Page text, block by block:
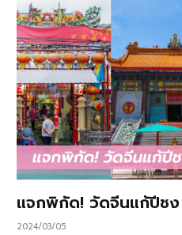
แจกพิกัด! วัดจีนแก้ปีชง
2024/03/05